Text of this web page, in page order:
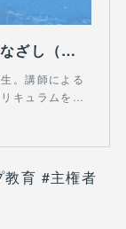
選択の行方 第２部「Ｚ世代」のまなざし（３）啓発イベント 児童に気付きの種まく：山陽新聞デジタル｜さんデジ
。講師による
キュラムを…
育 #主権者